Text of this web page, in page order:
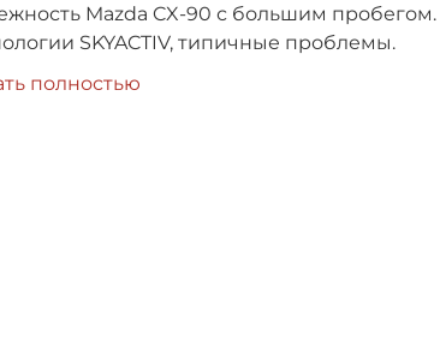
Mazda CX-90 с большим
SKYACTIV, типичные проблемы.
полностью